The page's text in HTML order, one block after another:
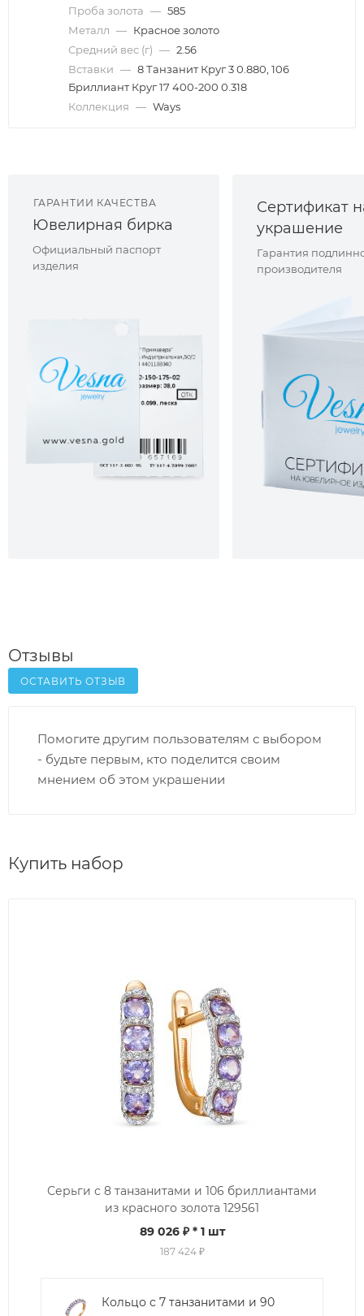
Проба золота — 585
Металл — Красное золото
Средний вес (г) — 2.56
Вставки — 8 Танзанит Круг 3 0.880, 106
Бриллиант Круг 17 400-200 0.318
Коллекция — Ways
ГАРАНТИИ КАЧЕСТВА
Ювелирная бирка
Официальный паспорт
изделия
Сертификат
украшение
Гарантия
производителя
Отзывы
ОСТАВИТЬ ОТЗЫВ
Помогите другим пользователям с выбором
- будьте первым, кто поделится своим
мнением об этом украшении
Купить набор
Серьги с 8 танзанитами и 106 бриллиантами
из красного золота 129561
89 026 ₽* 1 шт
187 424 ₽
Кольцо с 7 танзанитами и 90